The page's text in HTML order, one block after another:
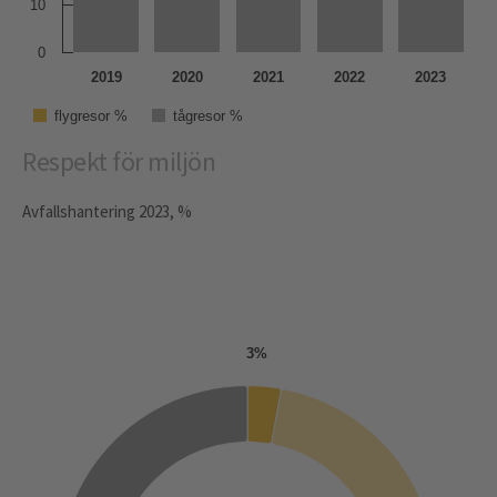
flygresor % tågresor %
2019 2020 2021 2022 2023
0
10
Respekt för miljön
Avfallshantering 2023, %
3%